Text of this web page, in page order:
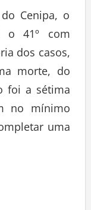
Cenipa, o
o 41º com
dos casos,
morte, do
foi a sétima
no mínimo
uma